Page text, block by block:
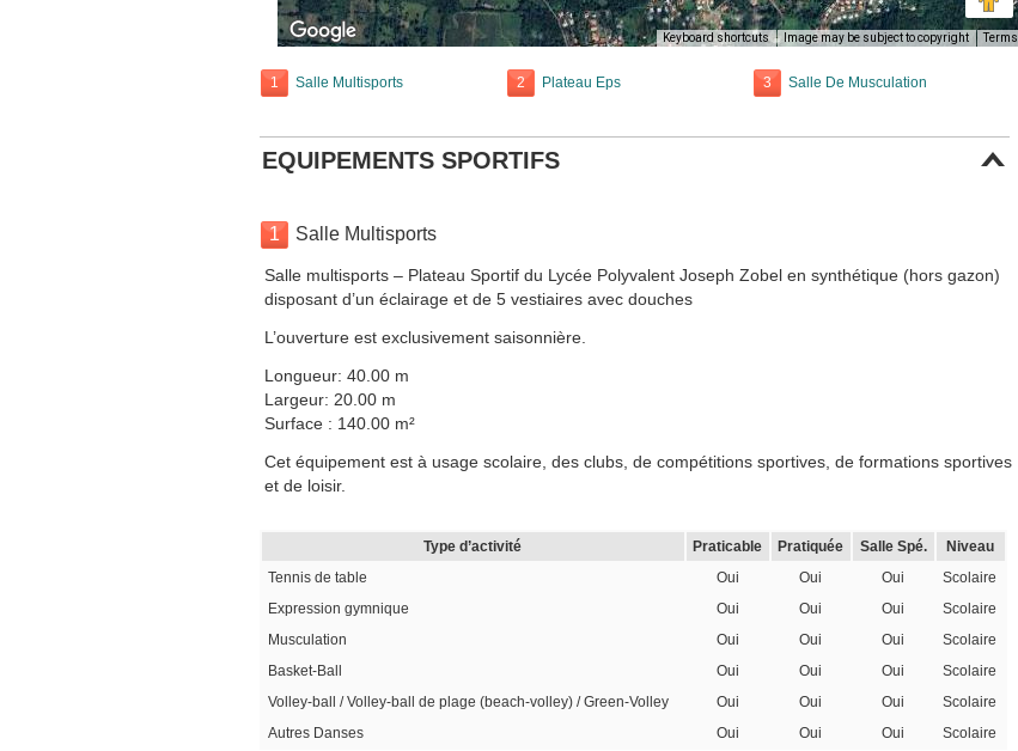
Keyboard shortcuts Image may be subject to copyright Terms
1 Salle Multisports 2 Plateau Eps 3 Salle De Musculation
EQUIPEMENTS SPORTIFS
1 Salle Multisports
Salle multisports – Plateau Sportif du Lycée Polyvalent Joseph Zobel en synthétique (hors gazon)
disposant d’un éclairage et de 5 vestiaires avec douches
L’ouverture est exclusivement saisonnière.
Longueur: 40.00 m
Largeur: 20.00 m
Surface : 140.00 m²
Cet équipement est à usage scolaire, des clubs, de compétitions sportives, de formations sportives
et de loisir.
Type d’activité Praticable Pratiquée Salle Spé.
Niveau
Tennis de table
Oui Oui Oui
Scolaire
Expression gymnique
Oui Oui Oui
Scolaire
Musculation
Oui Oui Oui
Scolaire
Basket-Ball
Oui Oui Oui
Scolaire
Volley-ball / Volley-ball de plage (beach-volley) / Green-Volley
Oui Oui Oui
Scolaire
Autres Danses
Oui Oui Oui Scolaire